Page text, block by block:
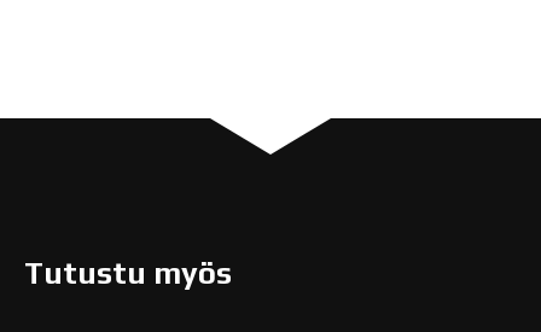
Tutustu myös